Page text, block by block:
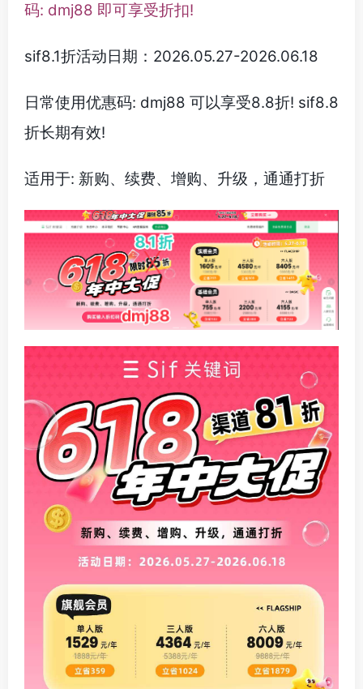
码: dmj88 即可享受折扣!
sif8.1折活动日期：2026.05.27-2026.06.18
日常使用优惠码: dmj88 可以享受8.8折! sif8.8
折长期有效!
适用于: 新购、续费、增购、升级，通通打折